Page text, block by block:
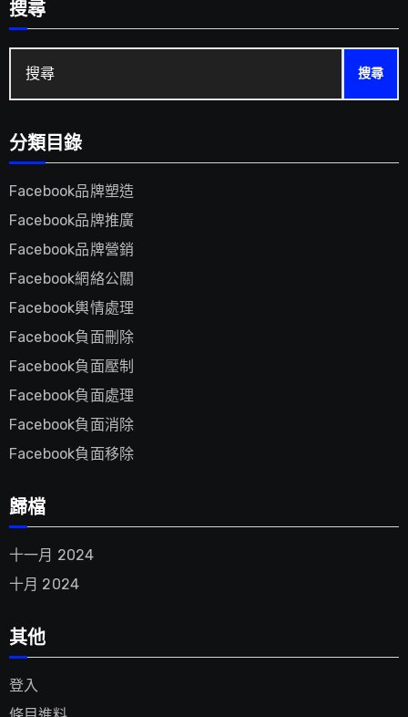
搜尋
分類目錄
Facebook品牌塑造
Facebook品牌推廣
Facebook品牌營銷
Facebook網絡公關
Facebook輿情處理
Facebook負面刪除
Facebook負面壓制
Facebook負面處理
Facebook負面消除
Facebook負面移除
歸檔
十一月 2024
十月 2024
其他
登入